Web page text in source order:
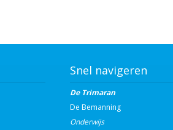
Snel navigeren
De Trimaran
De Bemanning
Onderwijs